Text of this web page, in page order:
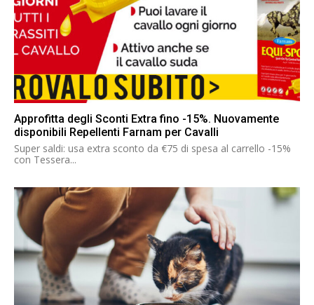
Approfitta degli Sconti Extra fino -15%. Nuovamente
disponibili Repellenti Farnam per Cavalli
Super saldi: usa extra sconto da €75 di spesa al carrello -15%
con Tessera...